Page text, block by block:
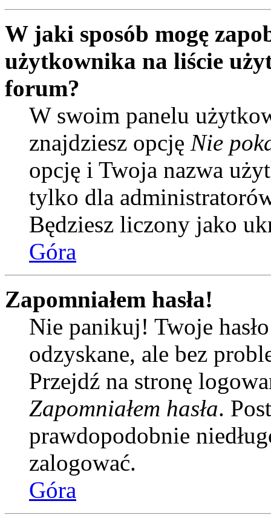
W jaki sposób mogę
użytkownika na liście
forum?
W swoim panelu
znajdziesz opcję Nie
opcję i Twoja nazwa
tylko dla
Będziesz liczony jako
Góra
Zapomniałem hasła!
Nie panikuj! Twoje
odzyskane, ale bez
Przejdź na stronę
Zapomniałem hasła.
prawdopodobnie
zalogować.
Góra